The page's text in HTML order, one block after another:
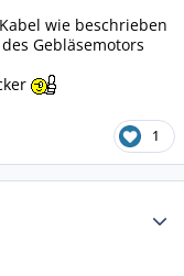
wie beschrieben
Gebläsemotors
1